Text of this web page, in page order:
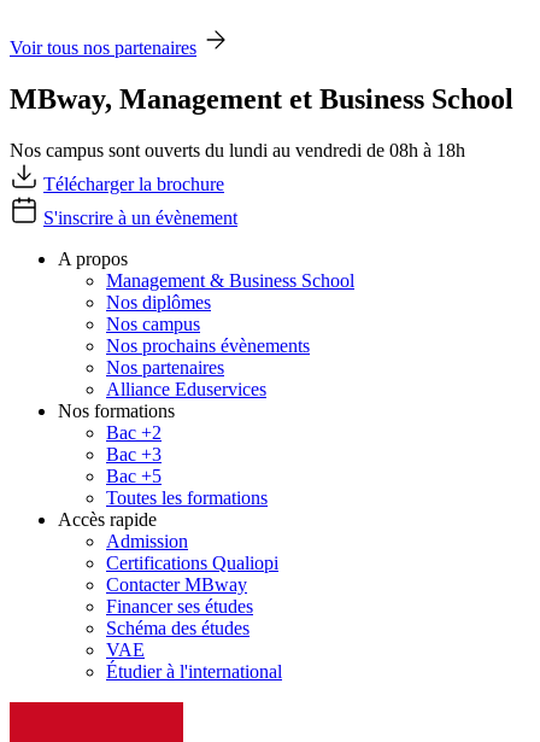
Voir tous nos partenaires
MBway, Management et Business School
Nos campus sont ouverts du lundi au vendredi de 08h à 18h
Télécharger la brochure
S'inscrire à un évènement
A propos
Management & Business School
Nos diplômes
Nos campus
Nos prochains évènements
Nos partenaires
Alliance Eduservices
Nos formations
Bac +2
Bac +3
Bac +5
Toutes les formations
Accès rapide
Admission
Certifications Qualiopi
Contacter MBway
Financer ses études
Schéma des études
VAE
Étudier à l'international